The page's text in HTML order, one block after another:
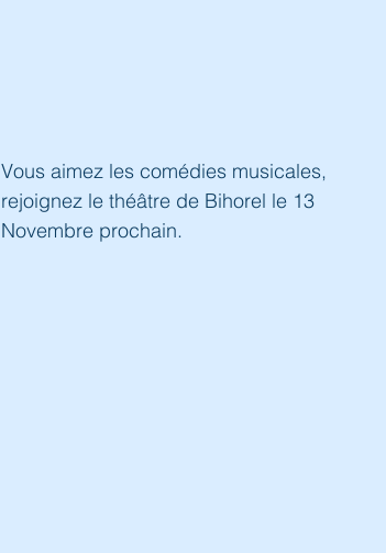
Vous aimez les comédies musicales,
rejoignez le théâtre de Bihorel le 13
Novembre prochain.